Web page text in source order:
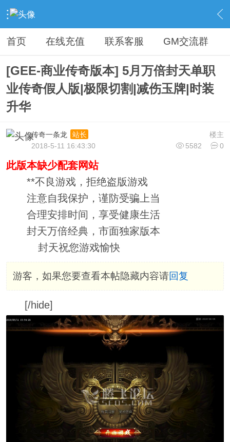
› 传奇论坛最新商业版本区 › 开区版本下载 › 内容
首页 在线充值 联系客服 GM交流群
[GEE-商业传奇版本] 5月万倍封天单职
业传奇假人版|极限切割|减伤玉牌|时装
升华
楼主
传奇一条龙
站长
5582
0
2018-5-11 16:43:30
此版本缺少配套网站
**不良游戏，拒绝盗版游戏
注意自我保护，谨防受骗上当
合理安排时间，享受健康生活
封天万倍经典，市面独家版本
封天祝您游戏愉快
游客，如果您要查看本帖隐藏内容请回复
[/hide]